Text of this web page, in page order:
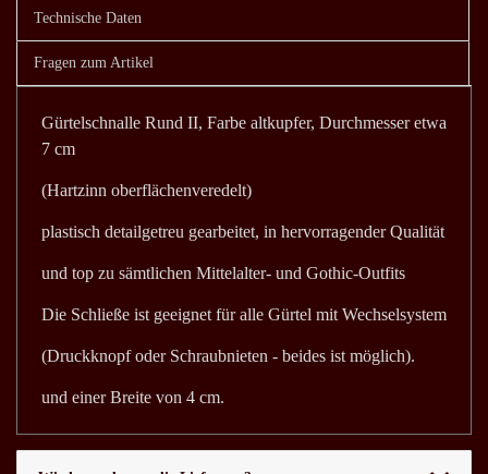
Technische Daten
Fragen zum Artikel
Gürtelschnalle Rund II, Farbe altkupfer, Durchmesser etwa
7 cm
(Hartzinn oberflächenveredelt)
plastisch detailgetreu gearbeitet, in hervorragender Qualität
und top zu sämtlichen Mittelalter- und Gothic-Outfits
Die Schließe ist geeignet für alle Gürtel mit Wechselsystem
(Druckknopf oder Schraubnieten - beides ist möglich).
und einer Breite von 4 cm.